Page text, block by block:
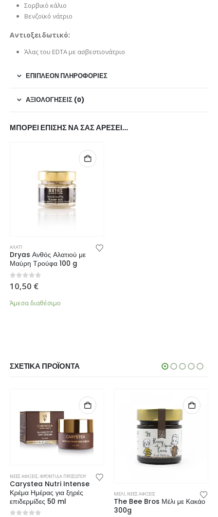
Σορβικό κάλιο
Βενζοϊκό νάτριο
Αντιοξειδωτικό:
Άλας του EDTA με ασβεστιονάτριο
ΕΠΙΠΛΈΟΝ ΠΛΗΡΟΦΟΡΊΕΣ
ΑΞΙΟΛΟΓΉΣΕΙΣ (0)
ΜΠΟΡΕΊ ΕΠΊΣΗΣ ΝΑ ΣΑΣ ΑΡΈΣΕΙ…
ΑΛΑΤΙ
Dryas Ανθός Αλατιού με
Μαύρη Τρούφα 100 g
0 από 5
10,50 €
Άμεσα διαθέσιμο
ΣΧΕΤΙΚΆ ΠΡΟΪΌΝΤΑ
ΝΕΕΣ ΑΦΙΞΕΙΣ,ΦΡΟΝΤΙΔΑ ΠΡΟΣΩΠΟΥ
Carystea Nutri Intense
Κρέμα Ημέρας για ξηρές
επιδερμίδες 50 ml
ΜΕΛΙ, ΝΕΕΣ ΑΦΙΞΕΙΣ
The Bee Bros Μέλι με Κακάο
300g